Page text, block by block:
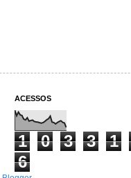
ACESSOS
1 0 3 3 1
6